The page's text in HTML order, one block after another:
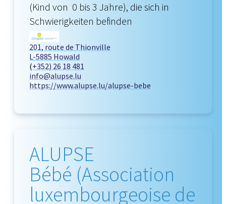
(Kind von 0 bis 3 Jahre), die sich in
Schwierigkeiten befinden
201, route de Thionville
L-5885 Howald
(+352) 26 18 481
info@alupse.lu
https://www.alupse.lu/alupse-bebe
ALUPSE
Bébé (Association
luxembourgeoise de